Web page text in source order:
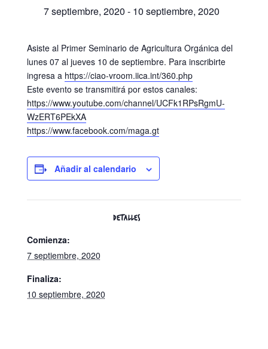
7 septiembre, 2020 - 10 septiembre, 2020
Asiste al Primer Seminario de Agricultura Orgánica del
lunes 07 al jueves 10 de septiembre. Para inscribirte
ingresa a https://ciao-vroom.iica.int/360.php
Este evento se transmitirá por estos canales:
https://www.youtube.com/channel/UCFk1RPsRgmU-
WzERT6PEkXA
https://www.facebook.com/maga.gt
Añadir al calendario
DETALLES
Comienza:
7 septiembre, 2020
Finaliza:
10 septiembre, 2020